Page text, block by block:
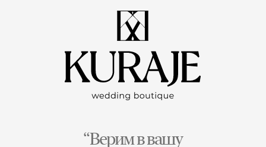
“Верим в вашу